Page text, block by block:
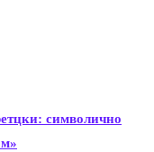
символично